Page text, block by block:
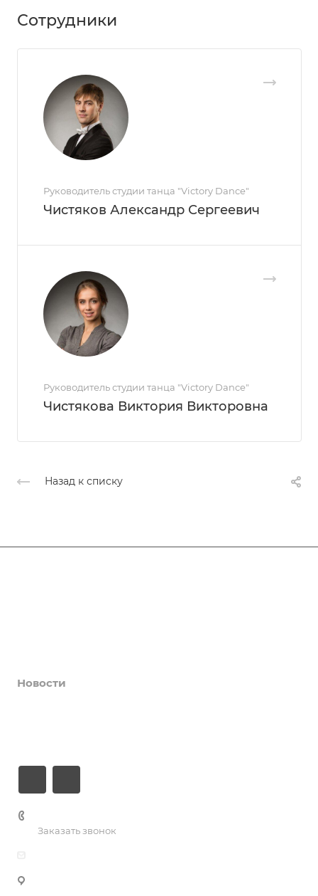
Сотрудники
Руководитель студии танца "Victory Dance"
Чистяков Александр Сергеевич
Руководитель студии танца "Victory Dance"
Чистякова Виктория Викторовна
Назад к списку
Новости
Заказать звонок